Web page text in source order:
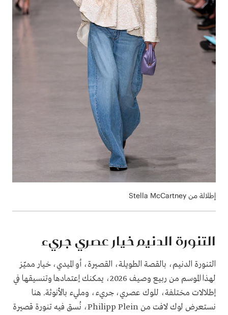
إطلالة من Stella McCartney
التنورة الدنيم خيار عصري جريء
التنورة الدنيم، بالقصة الطويلة، القصيرة، أو الميدي، خيار مميّز
لهذا الموسم من ربيع وصيف 2026، يمكنك إعتمادها وتنسيقها في
إطلالات مختلفة، للوك عصري، جريء، ومليء بالأنوثة. هنا
نستعرض لوك لافت من Philipp Plein، نُسق فيه تنورة قصيرة